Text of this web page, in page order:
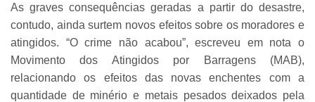
As graves consequências geradas a partir do desastre,
contudo, ainda surtem novos efeitos sobre os moradores e
atingidos. “O crime não acabou”, escreveu em nota o
Movimento dos Atingidos por Barragens (MAB),
relacionando os efeitos das novas enchentes com a
quantidade de minério e metais pesados deixados pela